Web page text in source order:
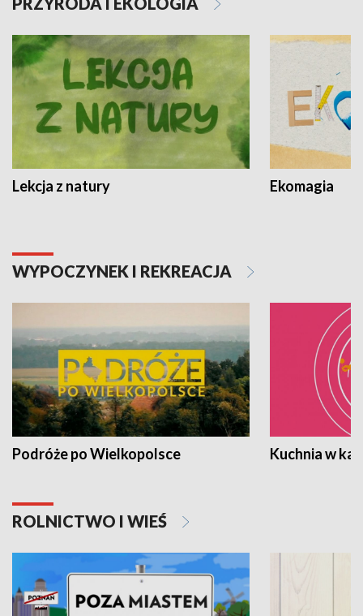
Lekcja z natury Ekomagia
WYPOCZYNEK I REKREACJA
Podróże po Wielkopolsce Kuchnia w
ROLNICTWO I WIEŚ